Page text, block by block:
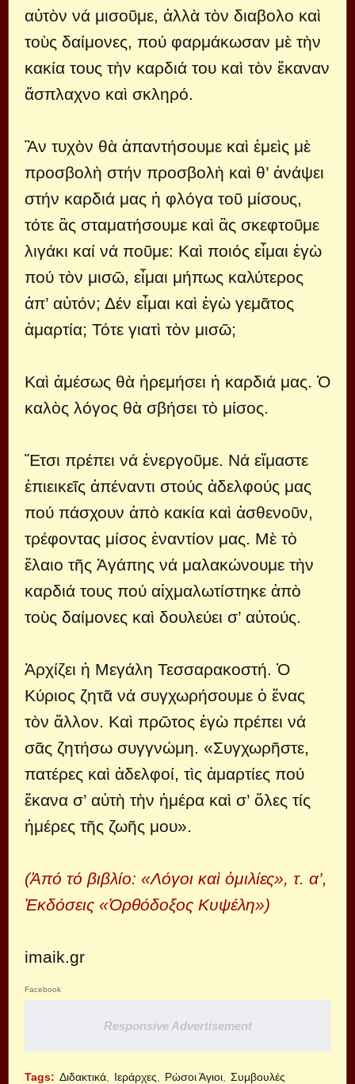
αὐτὸν νά μισοῦμε, ἀλλὰ τὸν διαβολο καὶ
τοὺς δαίμονες, πού φαρμάκωσαν μὲ τὴν
κακία τους τὴν καρδιά του καὶ τὸν ἔκαναν
ἄσπλαχνο καὶ σκληρό.
Ἂν τυχὸν θὰ ἀπαντήσουμε καὶ ἐμεὶς μὲ
προσβολὴ στήν προσβολὴ καὶ θ’ ἀνάψει
στήν καρδιά μας ἡ φλόγα τοῦ μίσους,
τότε ἂς σταματήσουμε καὶ ἂς σκεφτοῦμε
λιγάκι καί νά ποῦμε: Καὶ ποιός εἶμαι ἐγὼ
πού τὸν μισῶ, εἶμαι μήπως καλύτερος
ἀπ’ αὐτόν; Δέν εἶμαι καὶ ἐγὼ γεμᾶτος
ἁμαρτία; Τότε γιατὶ τὸν μισῶ;
Καὶ ἀμέσως θὰ ἠρεμήσει ἡ καρδιά μας. Ὁ
καλὸς λόγος θὰ σβήσει τὸ μίσος.
Ἔτσι πρέπει νά ἐνεργοῦμε. Νά εἴμαστε
ἐπιεικεῖς ἀπέναντι στούς ἀδελφούς μας
πού πάσχουν ἀπὸ κακία καὶ ἀσθενοῦν,
τρέφοντας μίσος ἐναντίον μας. Μὲ τὸ
ἔλαιο τῆς Ἀγάπης νά μαλακώνουμε τὴν
καρδιά τους πού αἰχμαλωτίστηκε ἀπὸ
τοὺς δαίμονες καὶ δουλεύει σ’ αὐτούς.
Ἀρχίζει ἡ Μεγάλη Τεσσαρακοστή. Ὁ
Κύριος ζητᾶ νά συγχωρήσουμε ὁ ἕνας
τὸν ἄλλον. Καὶ πρῶτος ἐγὼ πρέπει νά
σᾶς ζητήσω συγγνώμη. «Συγχωρῆστε,
πατέρες καὶ ἀδελφοί, τὶς ἁμαρτίες πού
ἔκανα σ’ αὐτὴ τὴν ἡμέρα καὶ σ’ ὅλες τίς
ἡμέρες τῆς ζωῆς μου».
(Ἀπό τό βιβλίο: «Λόγοι καὶ ὁμιλίες», τ. α’,
Ἐκδόσεις «Ὀρθόδοξος Κυψέλη»)
imaik.gr
Facebook
Responsive Advertisement
Tags: Διδακτικά Ιεράρχες Ρώσοι Άγιοι Συμβουλές